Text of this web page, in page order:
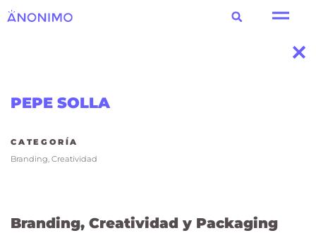
PEPE SOLLA
CATEGORÍA
Branding, Creatividad
Branding, Creatividad y Packaging